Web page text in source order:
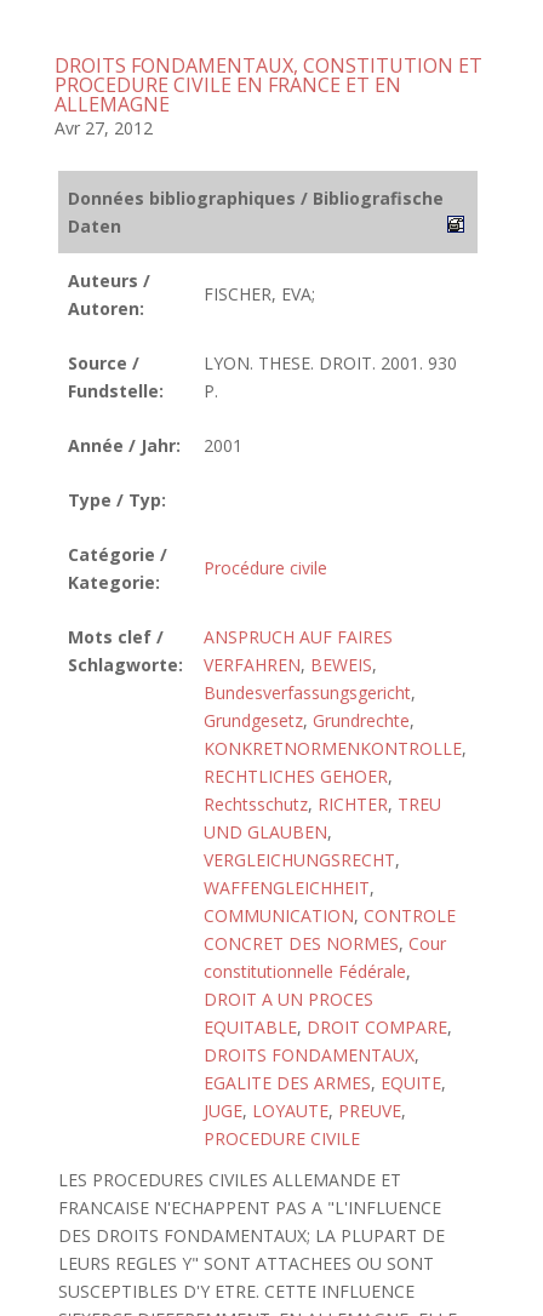
DROITS FONDAMENTAUX, CONSTITUTION ET
PROCEDURE CIVILE EN FRANCE ET EN
ALLEMAGNE
Avr 27, 2012
Données bibliographiques / Bibliografische
Daten
Auteurs /
Autoren:
FISCHER, EVA;
Source /
Fundstelle:
LYON. THESE. DROIT. 2001. 930
P.
Année / Jahr: 2001
Type / Typ:
Catégorie /
Kategorie:
Procédure civile
Mots clef /
Schlagworte:
ANSPRUCH AUF FAIRES
VERFAHREN, BEWEIS,
Bundesverfassungsgericht,
Grundgesetz, Grundrechte,
KONKRETNORMENKONTROLLE,
RECHTLICHES GEHOER,
Rechtsschutz, RICHTER, TREU
UND GLAUBEN,
VERGLEICHUNGSRECHT,
WAFFENGLEICHHEIT,
COMMUNICATION, CONTROLE
CONCRET DES NORMES, Cour
constitutionnelle Fédérale,
DROIT A UN PROCES
EQUITABLE, DROIT COMPARE,
DROITS FONDAMENTAUX,
EGALITE DES ARMES, EQUITE,
JUGE, LOYAUTE, PREUVE,
PROCEDURE CIVILE
LES PROCEDURES CIVILES ALLEMANDE ET
FRANCAISE N'ECHAPPENT PAS A "L'INFLUENCE
DES DROITS FONDAMENTAUX; LA PLUPART DE
LEURS REGLES Y" SONT ATTACHEES OU SONT
SUSCEPTIBLES D'Y ETRE. CETTE INFLUENCE